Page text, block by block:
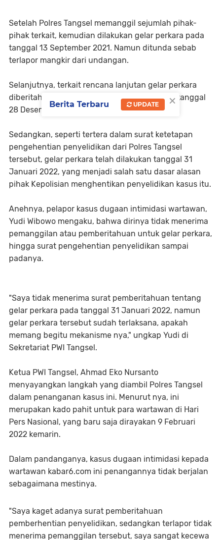
Setelah Polres Tangsel memanggil sejumlah pihak-
pihak terkait, kemudian dilakukan gelar perkara pada
tanggal 13 September 2021. Namun ditunda sebab
terlapor mangkir dari undangan.
Selanjutnya, terkait rencana lanjutan gelar perkara
diberitahukan rencananya akan digelar pada tanggal
28 Desember 2021.
Sedangkan, seperti tertera dalam surat ketetapan
pengehentian penyelidikan dari Polres Tangsel
tersebut, gelar perkara telah dilakukan tanggal 31
Januari 2022, yang menjadi salah satu dasar alasan
pihak Kepolisian menghentikan penyelidikan kasus itu.
Anehnya, pelapor kasus dugaan intimidasi wartawan,
Yudi Wibowo mengaku, bahwa dirinya tidak menerima
pemanggilan atau pemberitahuan untuk gelar perkara,
hingga surat pengehentian penyelidikan sampai
padanya.
"Saya tidak menerima surat pemberitahuan tentang
gelar perkara pada tanggal 31 Januari 2022, namun
gelar perkara tersebut sudah terlaksana, apakah
memang begitu mekanisme nya," ungkap Yudi di
Sekretariat PWI Tangsel.
Ketua PWI Tangsel, Ahmad Eko Nursanto
menyayangkan langkah yang diambil Polres Tangsel
dalam penanganan kasus ini. Menurut nya, ini
merupakan kado pahit untuk para wartawan di Hari
Pers Nasional, yang baru saja dirayakan 9 Februari
2022 kemarin.
Dalam pandanganya, kasus dugaan intimidasi kepada
wartawan kabar6.com ini penangannya tidak berjalan
sebagaimana mestinya.
"Saya kaget adanya surat pemberitahuan
pemberhentian penyelidikan, sedangkan terlapor tidak
menerima pemanggilan tersebut, saya sangat kecewa
×
Berita Terbaru UPDATE